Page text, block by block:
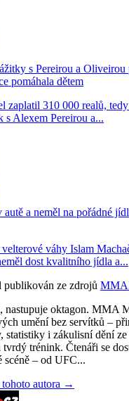
s Pereirou a Oliveirou
pomáhala dětem
zaplatil 310 000 realů,
s Alexem Pereirou a...
autě a neměl na pořádné
váhy Islam
dost kvalitního jídla a...
publikován ze zdrojů
nastupuje oktagon. MMA
umění bez servítků –
statistiky i zákulisní dění
trénink. Čtenáři se
scéně – od UFC...
autora →